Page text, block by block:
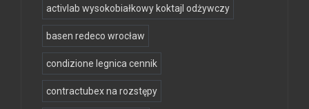
activlab wysokobiałkowy koktajl odżywczy
basen redeco wrocław
condizione legnica cennik
contractubex na rozstępy